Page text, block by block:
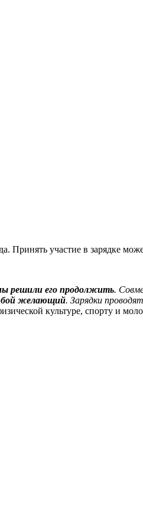
Принять участие в зарядке
решили его продолжить.
желающий. Зарядки проводят
культуре, спорту и